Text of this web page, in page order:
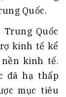
Quốc.
Quốc
kinh tế kể
kinh tế.
đã hạ thấp
mục tiêu